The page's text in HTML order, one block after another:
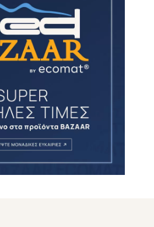
και τον έλεγχο του
προϊόντος, και
όλες οι
ολοκληρωθεί εντός
ημερών, με τον ίδιο
η αρχική